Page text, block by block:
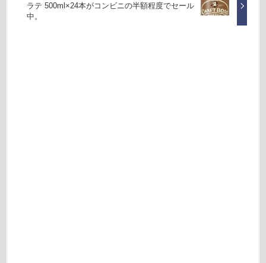
ラテ 500ml×24本がコンビニの半額程度でセール
中。